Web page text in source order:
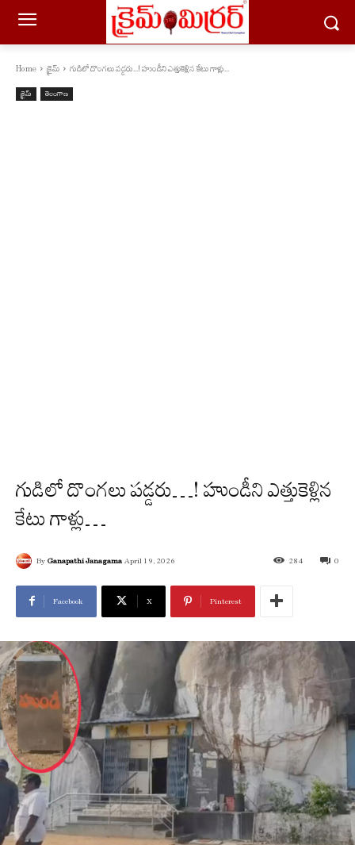
Home క్రైమ్ గుడిలో దొంగ‌లు ప‌డ్డ‌రు...! హుండీని ఎత్తుకెళ్లిన కేటు గాళ్లు...
క్రైమ్ తెలంగాణ
గుడిలో దొంగ‌లు ప‌డ్డ‌రు…! హుండీని ఎత్తుకెళ్లిన
కేటు గాళ్లు…
By Ganapathi Janagama April 19, 2026 0
284
Facebook X Pinterest